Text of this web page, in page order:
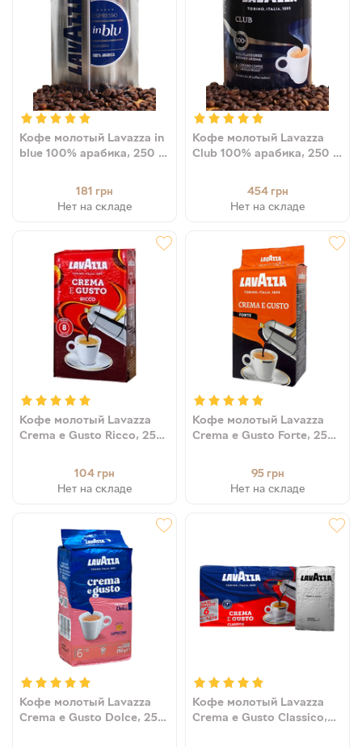
Кофе молотый Lavazza in
blue 100% арабика, 250 г
181 грн
Нет на складе
Кофе молотый Lavazza
Club 100% арабика, 250 г
454 грн
Нет на складе
Кофе молотый Lavazza
Crema e Gusto Ricco, 250
104 грн
Нет на складе
Кофе молотый Lavazza
Crema e Gusto Forte, 250
95 грн
Нет на складе
Кофе молотый Lavazza
Crema e Gusto Dolce, 250
Кофе молотый Lavazza
Crema e Gusto Classico,